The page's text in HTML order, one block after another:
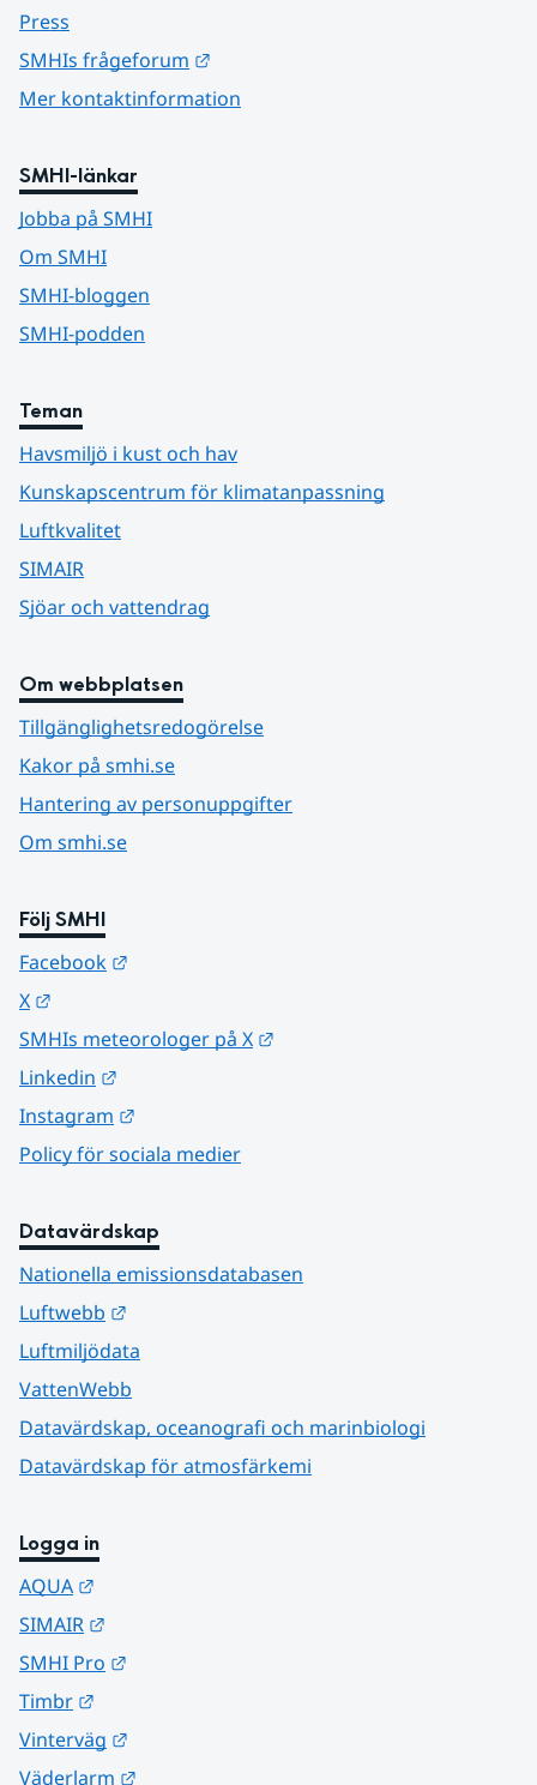
Press
SMHIs frågeforum
Mer kontaktinformation
SMHI-länkar
Jobba på SMHI
Om SMHI
SMHI-bloggen
SMHI-podden
Teman
Havsmiljö i kust och hav
Kunskapscentrum för klimatanpassning
Luftkvalitet
SIMAIR
Sjöar och vattendrag
Om webbplatsen
Tillgänglighetsredogörelse
Kakor på smhi.se
Hantering av personuppgifter
Om smhi.se
Följ SMHI
Facebook
X
SMHIs meteorologer på X
Linkedin
Instagram
Policy för sociala medier
Datavärdskap
Nationella emissionsdatabasen
Luftwebb
Luftmiljödata
VattenWebb
Datavärdskap, oceanografi och marinbiologi
Datavärdskap för atmosfärkemi
Logga in
AQUA
SIMAIR
SMHI Pro
Timbr
Vinterväg
Väderlarm